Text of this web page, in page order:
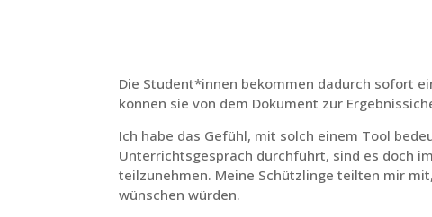
Die Student*innen bekommen dadurch sofort
können sie von dem Dokument zur
Ich habe das Gefühl, mit solch einem Tool
Unterrichtsgespräch durchführt, sind es doch
teilzunehmen. Meine Schützlinge teilten mir
wünschen würden.